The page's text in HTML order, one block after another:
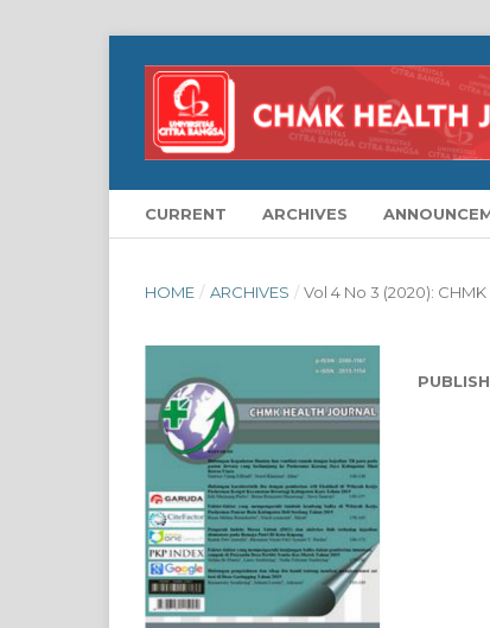
CURRENT ARCHIVES
HOME / ARCHIVES / Vol 4 No 3 (2020): CHMK